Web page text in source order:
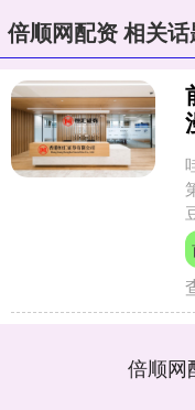
倍顺网配资 相关
倍顺网